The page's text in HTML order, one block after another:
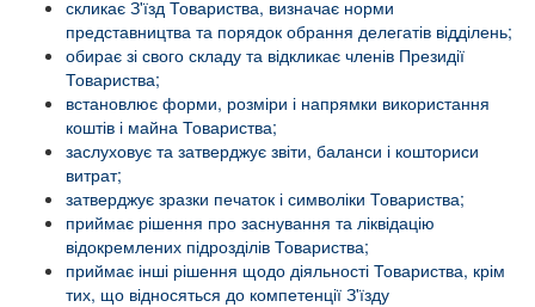
скликає З'їзд Товариства, визначає норми
представництва та порядок обрання делегатів відділень;
обирає зі свого складу та відкликає членів Президії
Товариства;
встановлює форми, розміри і напрямки використання
коштів і майна Товариства;
заслуховує та затверджує звіти, баланси і кошториси
витрат;
затверджує зразки печаток і символіки Товариства;
приймає рішення про заснування та ліквідацію
відокремлених підрозділів Товариства;
приймає інші рішення щодо діяльності Товариства, крім
тих, що відносяться до компетенції З'їзду